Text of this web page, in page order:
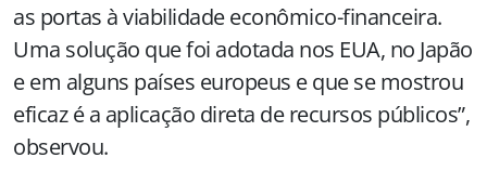
as portas à viabilidade econômico-financeira.
Uma solução que foi adotada nos EUA, no Japão
e em alguns países europeus e que se mostrou
eficaz é a aplicação direta de recursos públicos”,
observou.